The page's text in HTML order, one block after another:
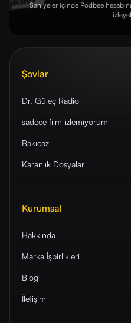
Saniyeler içinde Podbee
Şovlar
Dr. Güleç Radio
sadece film izlemiyorum
Bakıcaz
Karanlık Dosyalar
Kurumsal
Hakkında
Marka İşbirlikleri
Blog
İletişim